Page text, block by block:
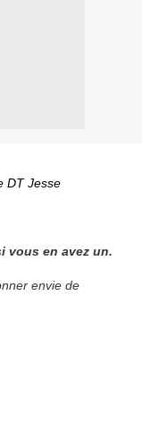
DT Jesse
vous en avez un.
envie de